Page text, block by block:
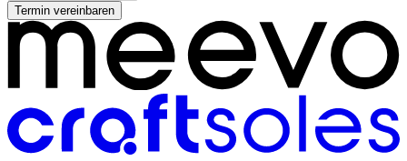
Termin vereinbaren